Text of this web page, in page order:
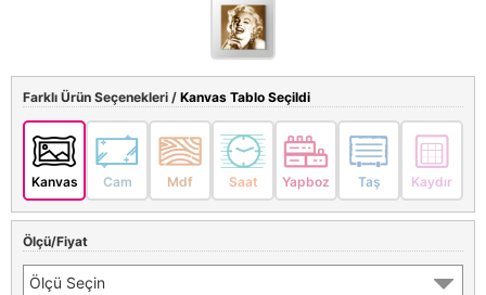
Farklı Ürün Seçenekleri / Kanvas Tablo Seçildi
Kanvas Cam Mdf Saat Yapboz Taş Kaydır
Ölçü/Fiyat
Ölçü Seçin